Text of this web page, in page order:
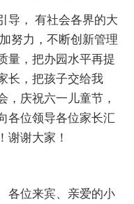
导， 有社会各界的大
努力，不断创新管理
量，把办园水平再提
长，把孩子交给我
，庆祝六一儿童节，
各位领导各位家长汇
谢谢大家！
各位来宾、亲爱的小